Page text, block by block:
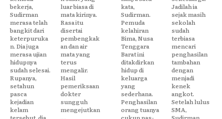
bekerja,
Sudirman
merasa telah
bangkit dari
keterpuruka
n. Dia juga
merasa ujian
hidupnya
sudah selesai.
Rupanya,
setahun
pasca
kejadian
kelam
luar biasa di
mata kirinya.
Rasa itu
disertai
pembengkak
an dan air
mata yang
terus
mengalir.
Hasil
pemeriksaan
dokter
sungguh
mengejutkan
kata,
Sudirman.
Pemuda
kelahiran
Bima, Nusa
Tenggara
Barat ini
ditakdirkan
hidup di
keluarga
yang
sederhana.
Penghasilan
orang tuanya
Jadilah ia
sejak masih
sekolah
sudah
terbiasa
mencari
penghasilan
tambahan
dengan
menjadi
kenek
angkot.
Setelah lulus
SMA,